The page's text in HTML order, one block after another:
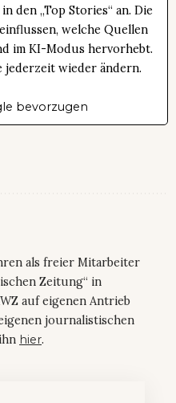
den „Top Stories“ an. Die
welche Quellen
im KI-Modus hervorhebt.
jederzeit wieder ändern.
bevorzugen
als freier Mitarbeiter
Zeitung“ in
auf eigenen Antrieb
journalistischen
hier.